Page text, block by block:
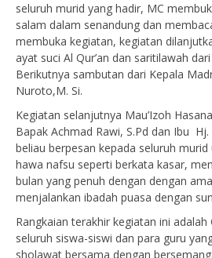
seluruh murid yang hadir, MC
salam dalam senandung dan
membuka kegiatan, kegiatan
ayat suci Al Qur’an dan saritilawah
Berikutnya sambutan dari Kepala
Nuroto,M. Si.
Kegiatan selanjutnya Mau’Izoh
Bapak Achmad Rawi, S.Pd dan Ibu
beliau berpesan kepada seluruh
hawa nafsu seperti berkata kasar,
bulan yang penuh dengan dengan
menjalankan ibadah puasa dengan
Rangkaian terakhir kegiatan ini adalah
seluruh siswa-siswi dan para guru
sholawat bersama dengan